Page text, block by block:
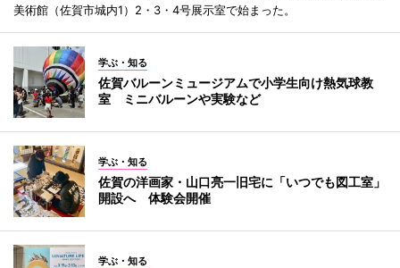
美術館（佐賀市城内1）2・3・4号展示室で始まった。
学ぶ・知る
佐賀バルーンミュージアムで小学生向け熱気球教
室 ミニバルーンや実験など
学ぶ・知る
佐賀の洋画家・山口亮一旧宅に「いつでも図工室」
開設へ 体験会開催
学ぶ・知る